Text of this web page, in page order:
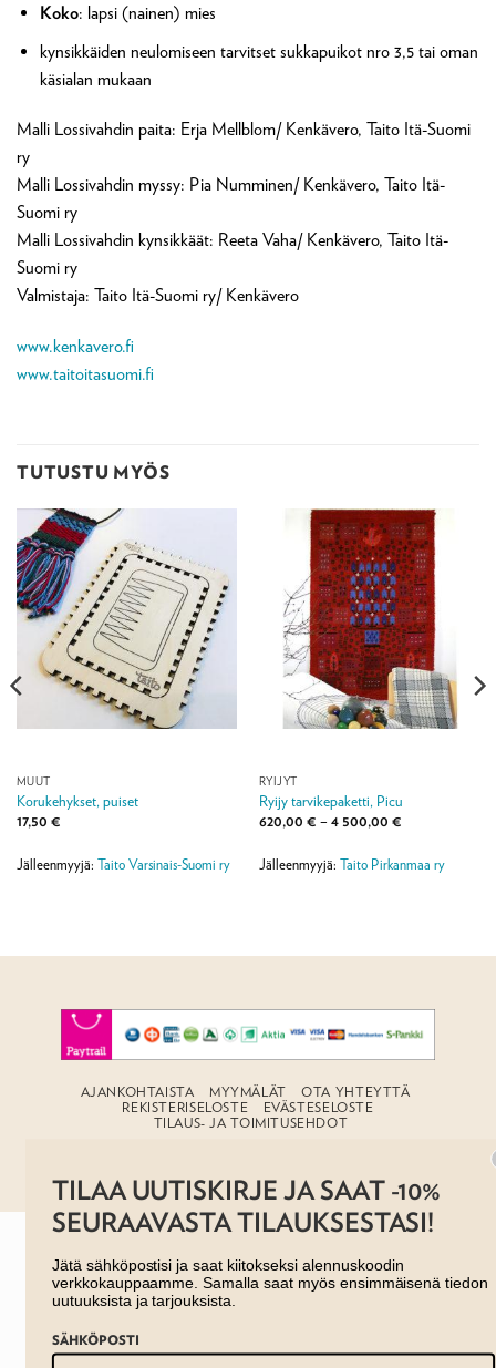
Koko: lapsi (nainen) mies
kynsikkäiden neulomiseen tarvitset sukkapuikot nro 3,5 tai oman
käsialan mukaan
Malli Lossivahdin paita: Erja Mellblom/ Kenkävero, Taito Itä-Suomi
ry
Malli Lossivahdin myssy: Pia Numminen/ Kenkävero, Taito Itä-
Suomi ry
Malli Lossivahdin kynsikkäät: Reeta Vaha/ Kenkävero, Taito Itä-
Suomi ry
Valmistaja: Taito Itä-Suomi ry/ Kenkävero
www.kenkavero.fi
www.taitoitasuomi.fi
TUTUSTU MYÖS
MUUT
Korukehykset, puiset
17,50 €
Jälleenmyyjä: Taito Varsinais-Suomi ry
RYIJYT
Ryijy tarvikepaketti, Picu
620,00 € – 4 500,00 €Hintaluokka:
4
500,00 €
Jälleenmyyjä: Taito Pirkanmaa ry
AJANKOHTAISTA MYYMÄLÄT
OTA YHTEYTTÄ
REKISTERISELOSTE
EVÄSTESELOSTE
TILAUS- JA TOIMITUSEHDOT
TILAA UUTISKIRJE JA SAAT -10%
SEURAAVASTA TILAUKSESTASI!
Jätä sähköpostisi ja saat kiitokseksi alennuskoodin
verkkokauppaamme. Samalla saat myös ensimmäisenä tiedon
uutuuksista ja tarjouksista.
SÄHKÖPOSTI